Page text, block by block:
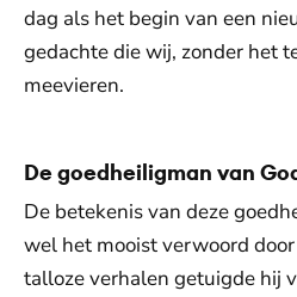
dag als het begin van een
gedachte die wij, zonder het
meevieren.
De goedheiligman van
De betekenis van deze
wel het mooist verwoord
talloze verhalen getuigde hij